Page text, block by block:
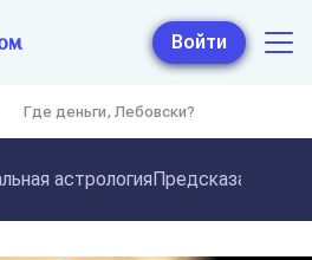
Войти
Где деньги, Лебовски?
астрология